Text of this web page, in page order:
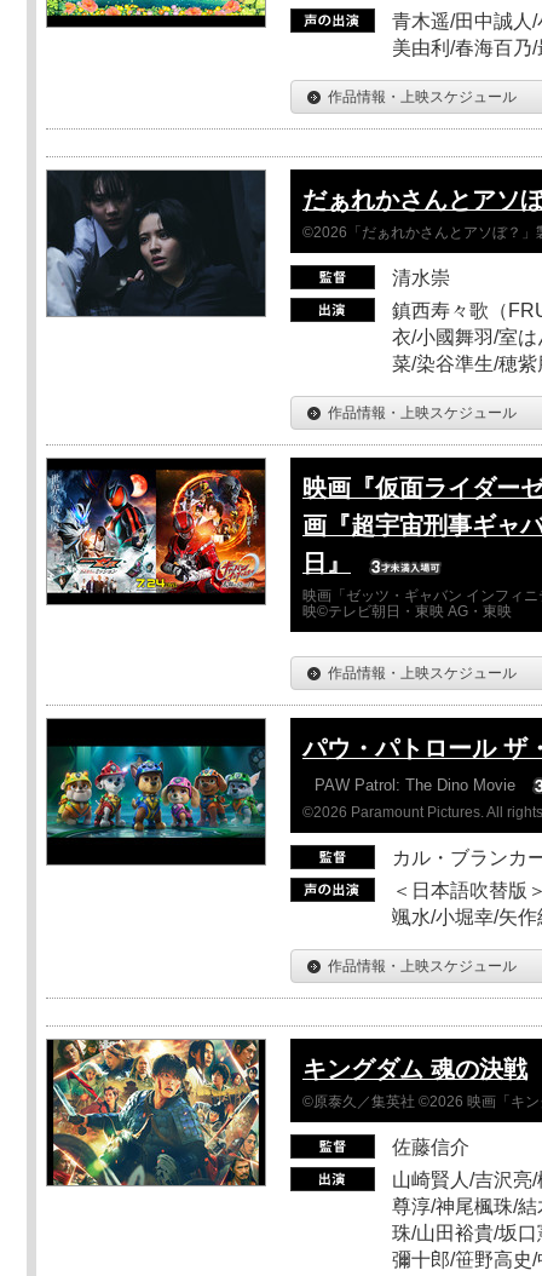
青木遥/田中誠人
美由利/春海百乃
作品情報・上映スケジュール
だぁれかさんとアソ
©2026「だぁれかさんとアソぼ？」
清水崇
鎮西寿々歌（
衣/小國舞羽/室
菜/染谷準生/穂
作品情報・上映スケジュール
映画『仮面ライダー
画『超宇宙刑事ギャ
日』
映画「ゼッツ・ギャバン インフィ
映©テレビ朝日・東映 AG・東映
作品情報・上映スケジュール
パウ・パトロール ザ
PAW Patrol: The Dino Movie
©2026 Paramount Pictures. All
カル・ブランカ
＜日本語吹替版
颯水/小堀幸/矢作
作品情報・上映スケジュール
キングダム 魂の決戦
©原泰久／集英社 ©2026 映画「キ
佐藤信介
山崎賢人/吉沢亮
尊淳/神尾楓珠/
珠/山田裕貴/坂
彌十郎/笹野高史